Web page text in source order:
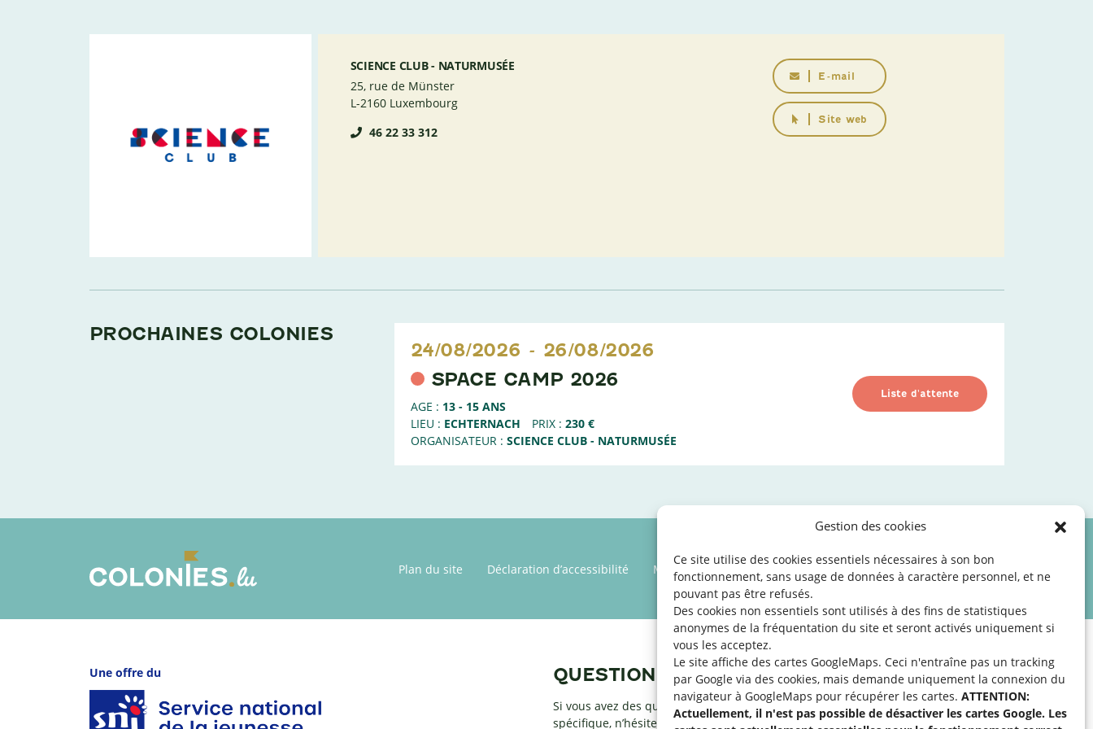
Gestion des cookies
Ce site utilise des cookies essentiels nécessaires à son bon
fonctionnement, sans usage de données à caractère personnel, et ne
pouvant pas être refusés.
Des cookies non essentiels sont utilisés à des fins de statistiques
anonymes de la fréquentation du site et seront activés uniquement si
vous les acceptez.
Le site affiche des cartes GoogleMaps. Ceci n'entraîne pas un tracking
par Google via des cookies, mais demande uniquement la connexion du
navigateur à GoogleMaps pour récupérer les cartes. ATTENTION:
Actuellement, il n'est pas possible de désactiver les cartes Google. Les
SCIENCE CLUB - NATURMUSÉE
25, rue de Münster
L-2160 Luxembourg
46 22 33 312
E-mail
Site web
PROCHAINES COLONIES
SPACE CAMP 2026
24/08/2026 - 26/08/2026
AGE : 13 - 15 ANS
LIEU : ECHTERNACH PRIX : 230 €
ORGANISATEUR : SCIENCE CLUB - NATURMUSÉE
Liste d'attente
Plan du site Déclaration d’accessibilité Mentions légales ©2026 SNJ
Une offre du QUESTIONS ?
Si vous avez des questions par rapport à une activité
spécifique, n’hésitez pas à contacter l’organisation